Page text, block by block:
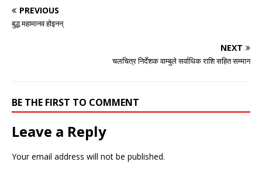
PREVIOUS
बुद्ध महामानव होइनन्
NEXT
चलचित्र निर्देशक वाम्बुले सर्वाधिक राशि सहित सम्मान
BE THE FIRST TO COMMENT
Leave a Reply
Your email address will not be published.